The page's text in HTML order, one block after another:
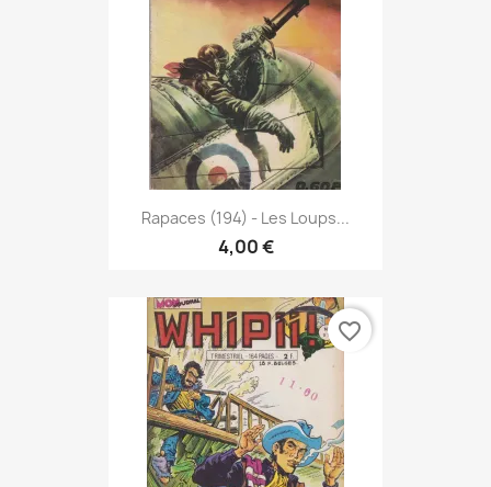
Rapaces (194) - Les Loups...
4,00 €
favorite_border